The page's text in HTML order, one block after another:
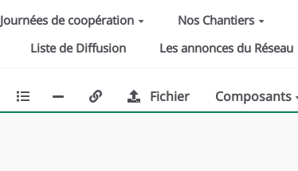
Journées de coopération Nos Chantiers
Liste de Diffusion
Les annonces du Réseau
Fichier Composants